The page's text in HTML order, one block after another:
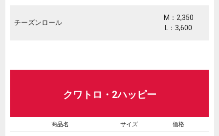
チーズンロール
M：2,350
L：3,600
クワトロ・2ハッピー
商品名 サイズ 価格